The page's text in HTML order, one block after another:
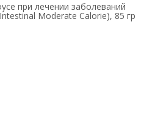
при лечении заболеваний
Moderate Calorie), 85 гр